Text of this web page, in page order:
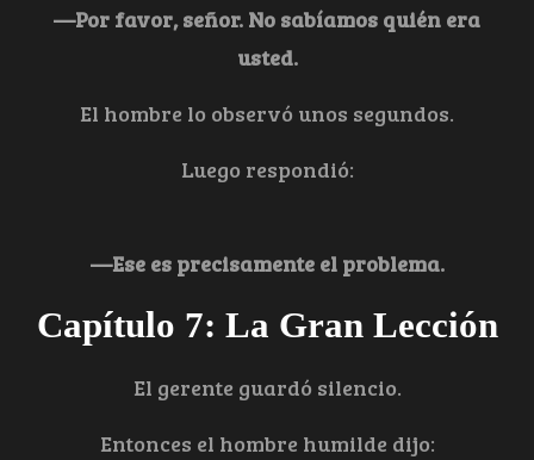
—Por favor, señor. No sabíamos quién era
usted.
El hombre lo observó unos segundos.
Luego respondió:
—Ese es precisamente el problema.
Capítulo 7: La Gran Lección
El gerente guardó silencio.
Entonces el hombre humilde dijo: